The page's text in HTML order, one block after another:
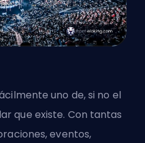
uno de, si no el
que existe. Con tantas
eventos,